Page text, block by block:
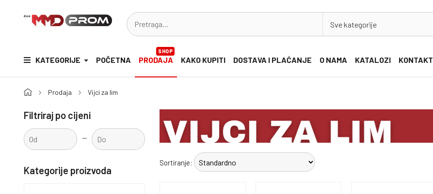
Sve kategorije
KATEGORIJE POČETNA PRODAJA
SHOP
KAKO KUPITI DOSTAVA I PLAĆANJE O NAMA KATALOZI KONTAKT
Prodaja Vijci za lim
Filtriraj po cijeni
-
Kategorije proizvoda
Sortiranje: